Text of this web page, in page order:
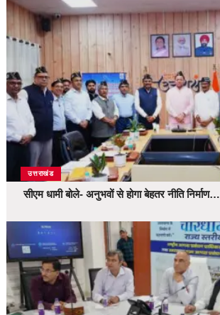
उत्तराखंड
सीएम धामी बोले- अनुभवों से होगा बेहतर नीति निर्माण…